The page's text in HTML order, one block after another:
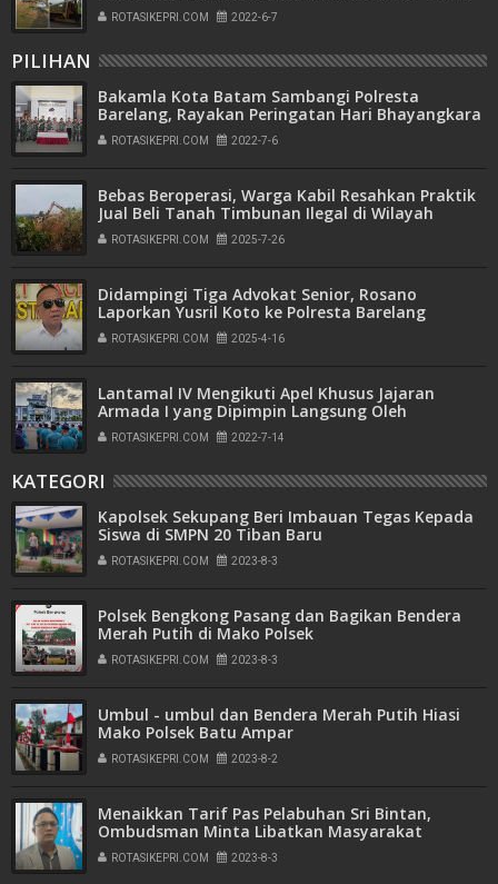
Barelang
ROTASIKEPRI.COM 2022-6-7
PILIHAN
Bakamla Kota Batam Sambangi Polresta
Barelang, Rayakan Peringatan Hari Bhayangkara
ke-76
ROTASIKEPRI.COM 2022-7-6
Bebas Beroperasi, Warga Kabil Resahkan Praktik
Jual Beli Tanah Timbunan Ilegal di Wilayah
Pemukiman
ROTASIKEPRI.COM 2025-7-26
Didampingi Tiga Advokat Senior, Rosano
Laporkan Yusril Koto ke Polresta Barelang
ROTASIKEPRI.COM 2025-4-16
Lantamal IV Mengikuti Apel Khusus Jajaran
Armada I yang Dipimpin Langsung Oleh
Pangkoarmada I
ROTASIKEPRI.COM 2022-7-14
KATEGORI
Kapolsek Sekupang Beri Imbauan Tegas Kepada
Siswa di SMPN 20 Tiban Baru
ROTASIKEPRI.COM 2023-8-3
Polsek Bengkong Pasang dan Bagikan Bendera
Merah Putih di Mako Polsek
ROTASIKEPRI.COM 2023-8-3
Umbul - umbul dan Bendera Merah Putih Hiasi
Mako Polsek Batu Ampar
ROTASIKEPRI.COM 2023-8-2
Menaikkan Tarif Pas Pelabuhan Sri Bintan,
Ombudsman Minta Libatkan Masyarakat
ROTASIKEPRI.COM 2023-8-3